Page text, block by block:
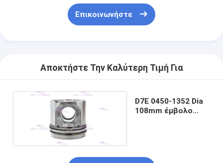
Επικοινωνήστε
Αποκτήστε Την Καλύτερη Τιμή Για
D7E 0450-1352 Dia
108mm έμβολο